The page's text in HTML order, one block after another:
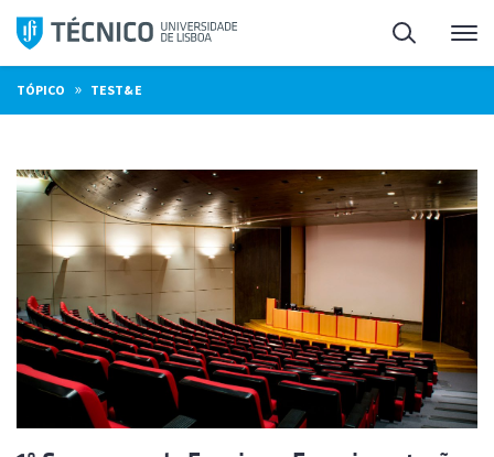
Saltar
para
o
conteúdo
Pesquisa
TÓPICO » TEST&E